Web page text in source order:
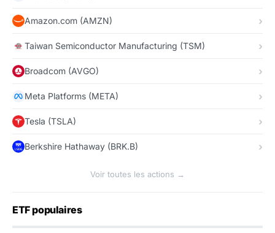
Amazon.com (AMZN)
Taiwan Semiconductor Manufacturing (TSM)
Broadcom (AVGO)
Meta Platforms (META)
Tesla (TSLA)
Berkshire Hathaway (BRK.B)
Voir toutes les actions →
ETF populaires